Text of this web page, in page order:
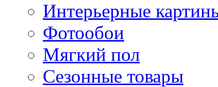
Интерьерные
Фотообои
Мягкий пол
Сезонные товары